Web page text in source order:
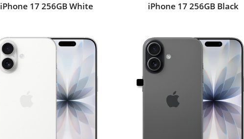
iPhone 17 256GB White iPhone 17 256GB Black